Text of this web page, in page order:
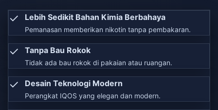
✓ Lebih Sedikit Bahan Kimia Berbahaya
Pemanasan memberikan nikotin tanpa pembakaran.
✓ Tanpa Bau Rokok
Tidak ada bau rokok di pakaian atau ruangan.
✓ Desain Teknologi Modern
Perangkat IQOS yang elegan dan modern.